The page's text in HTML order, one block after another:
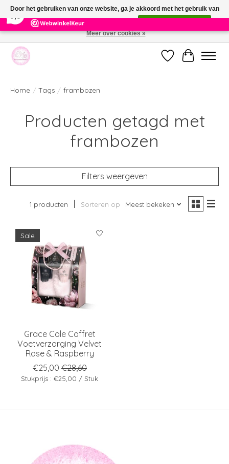
391 Reviews ×
Welkom bij de nieuwe webshop van Parfumerie Marie Rose
Verlanglijst
Home / Tags / frambozen
Producten getagd met
frambozen
Filters weergeven
1 producten Sorteren op Meest bekeken
Sale
Grace Cole Coffret
Voetverzorging Velvet
Rose & Raspberry
€25,00 €28,60
Stukprijs : €25,00 / Stuk
Door het gebruiken van onze website, ga je akkoord met het gebruik van
cookies om onze website te verbeteren.
Meer over cookies »